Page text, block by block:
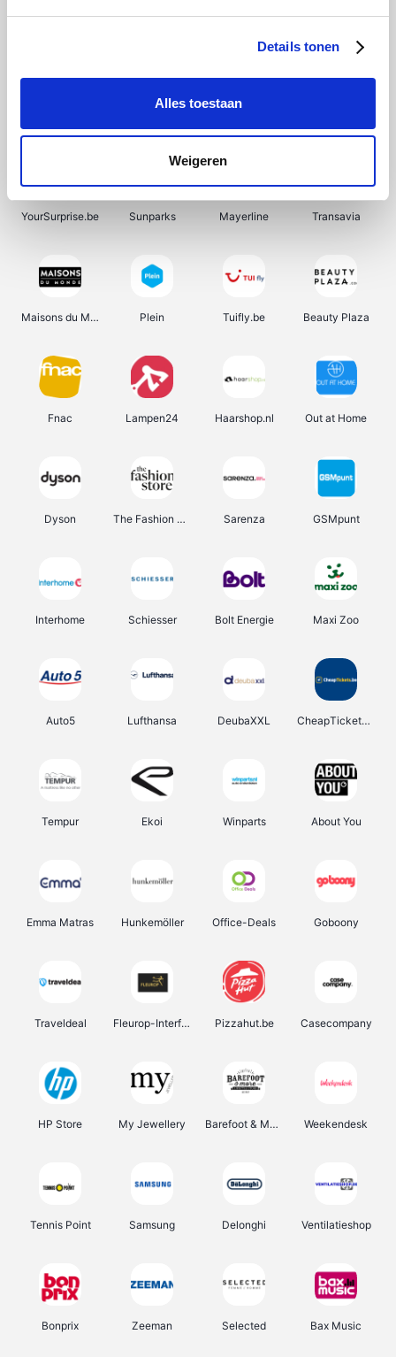
Details tonen
Alles toestaan
Weigeren
Shein Bergfreunde SupraBazar Smartwatchbanden
YourSurprise.be Sunparks Mayerline Transavia
Maisons du Monde Plein Tuifly.be Beauty Plaza
Fnac Lampen24 Haarshop.nl Out at Home
Dyson The Fashion Store Sarenza GSMpunt
Interhome Schiesser Bolt Energie Maxi Zoo
Auto5 Lufthansa DeubaXXL CheapTickets.be
Tempur Ekoi Winparts About You
Emma Matras Hunkemöller Office-Deals Goboony
Traveldeal Fleurop-Interflora Pizzahut.be Casecompany
HP Store My Jewellery Barefoot & More Weekendesk
Tennis Point Samsung Delonghi Ventilatieshop
Bonprix Zeeman Selected Bax Music